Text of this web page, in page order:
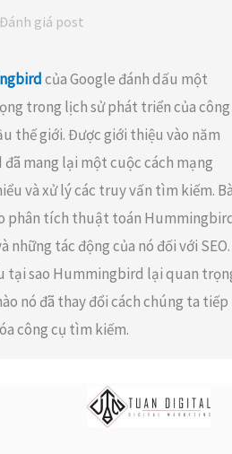
Đánh giá post
của Google đánh dấu một
trong lịch sử phát triển của công
thế giới. Được giới thiệu vào năm
mang lại một cuộc cách mạng
và xử lý các truy vấn tìm kiếm.
phân tích thuật toán
những tác động của nó đối với SEO.
tại sao Hummingbird lại quan
nó đã thay đổi cách chúng ta tiếp
công cụ tìm kiếm.